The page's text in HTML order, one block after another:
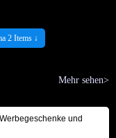
Dragon's Dogma II-
Mitarbeiter
täglich an, sodass du
Preis kaufen
2 Items ↓
Mehr sehen>